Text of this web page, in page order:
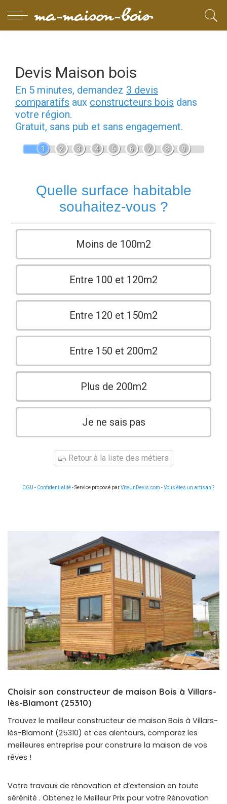
Devis Maison bois
En 5 minutes, demandez 3 devis
comparatifs aux constructeurs bois dans
votre région.
Gratuit, sans pub et sans engagement.
1 2 3 4 5 6 7 8 9
Quelle surface habitable
souhaitez-vous ?
Moins de 100m2
Entre 100 et 120m2
Entre 120 et 150m2
Entre 150 et 200m2
Plus de 200m2
Je ne sais pas
Retour à la liste des métiers
CGU - Confidentialité- Service proposé parViteUnDevis.com -Vous êtes un artisan ?
Choisir son constructeur de maison Bois à Villars-
lès-Blamont (25310)
Trouvez le meilleur constructeur de maison Bois à Villars-
lès-Blamont (25310) et ces alentours, comparez les
meilleures entreprise pour construire la maison de vos
rêves !
Votre travaux de rénovation et d’extension en toute
sérénité . Obtenez le Meilleur Prix pour votre Rénovation